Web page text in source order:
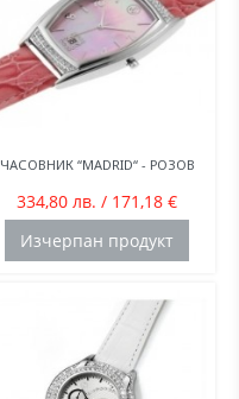
ЧАСОВНИК “MADRID“ - РОЗОВ
334,80 лв. / 171,18 €
Изчерпан продукт